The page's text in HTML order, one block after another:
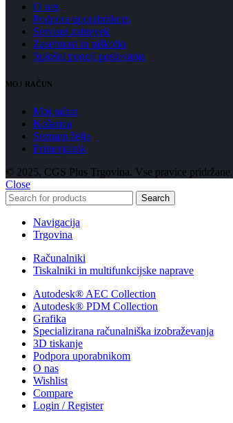
O nas
Podpora uporabnikom
Servisni zahtevek
Zasebnost in piškotki
Splošni pogoji poslovanja
MOJ RAČUN
Moj račun
Košarica
Seznam želja
Primerjalnik
© 2025, CGS Plus Trgovina. Vse pravice pridržane.
Close
Search
Navigacija
Trgovina
Računalniki
Tiskalniki in multifunkcijske naprave
Autodesk® AEC Collection
Autodesk® PDM Collection
Grafika
Specializirana računalniška izobraževanja
3D tiskanje
Podpora uporabnikom
O nas
Wishlist
Compare
Login / Register